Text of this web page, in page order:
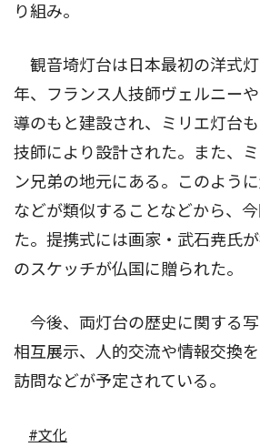
り組み。
観音埼灯台は日本最初の洋式灯
年、フランス人技師ヴェルニー
導のもと建設され、ミリエ灯台
技師により設計された。また、
ン兄弟の地元にある。このよう
などが類似することなどから、
た。提携式には画家・武石尭氏
のスケッチが仏国に贈られた。
今後、両灯台の歴史に関する
相互展示、人的交流や情報交換
訪問などが予定されている。
#文化